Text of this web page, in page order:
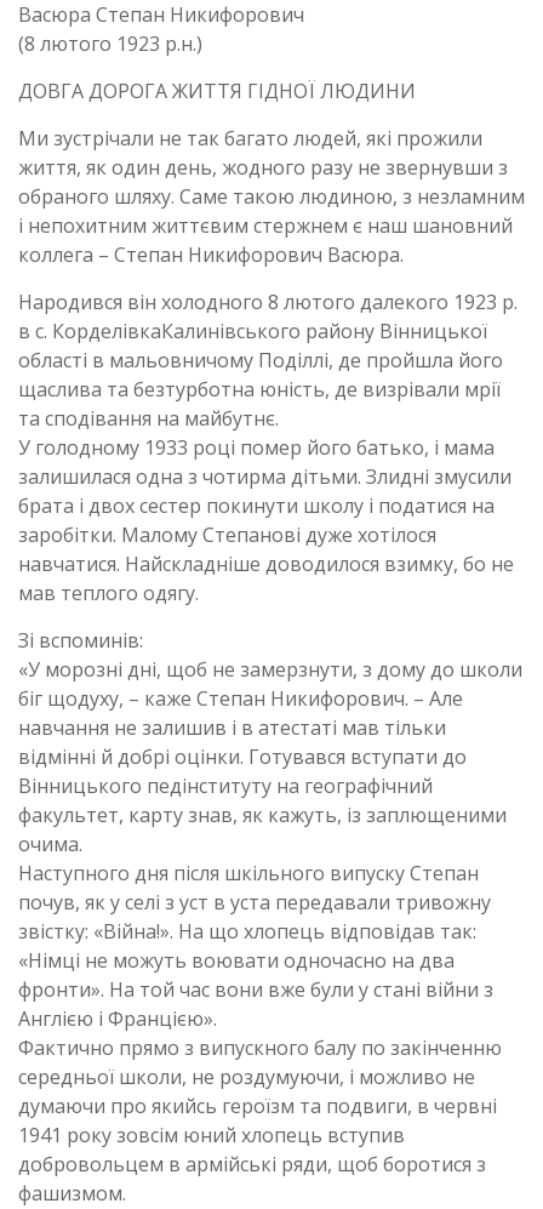
Васюра Степан Никифорович
(8 лютого 1923 р.н.)
ДОВГА ДОРОГА ЖИТТЯ ГІДНОЇ ЛЮДИНИ
Ми зустрічали не так багато людей, які прожили
життя, як один день, жодного разу не звернувши з
обраного шляху. Саме такою людиною, з незламним
і непохитним життєвим стержнем є наш шановний
коллега – Степан Никифорович Васюра.
Народився він холодного 8 лютого далекого 1923 р.
в с. КорделівкаКалинівського району Вінницької
області в мальовничому Поділлі, де пройшла його
щаслива та безтурботна юність, де визрівали мрії
та сподівання на майбутнє.
У голодному 1933 році помер його батько, і мама
залишилася одна з чотирма дітьми. Злидні змусили
брата і двох сестер покинути школу і податися на
заробітки. Малому Степанові дуже хотілося
навчатися. Найскладніше доводилося взимку, бо не
мав теплого одягу.
Зі вспоминів:
«У морозні дні, щоб не замерзнути, з дому до школи
біг щодуху, – каже Степан Никифорович. – Але
навчання не залишив і в атестаті мав тільки
відмінні й добрі оцінки. Готувався вступати до
Вінницького педінституту на географічний
факультет, карту знав, як кажуть, із заплющеними
очима.
Наступного дня після шкільного випуску Степан
почув, як у селі з уст в уста передавали тривожну
звістку: «Війна!». На що хлопець відповідав так:
«Німці не можуть воювати одночасно на два
фронти». На той час вони вже були у стані війни з
Англією і Францією».
Фактично прямо з випускного балу по закінченню
середньої школи, не роздумуючи, і можливо не
думаючи про якийсь героїзм та подвиги, в червні
1941 року зовсім юний хлопець вступив
добровольцем в армійські ряди, щоб боротися з
фашизмом.